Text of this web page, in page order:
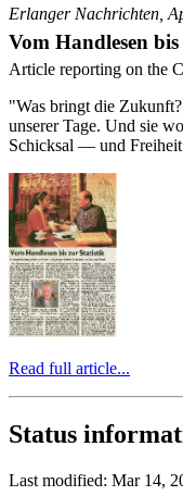
Erlanger Nachrichten,
Vom Handlesen
Article reporting on the
"Was bringt die
unserer Tage. Und sie
Schicksal — und
Read full article...
Status
Last modified: Mar 14,